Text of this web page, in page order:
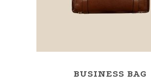
BUSINESS BAG